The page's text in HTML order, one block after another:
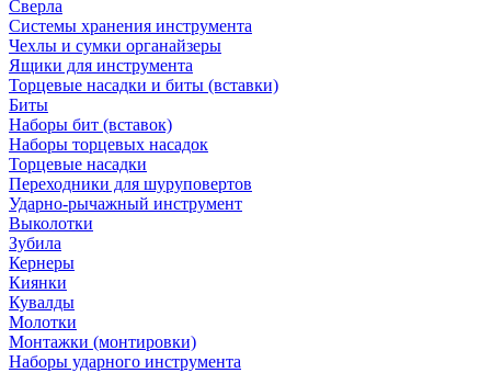
Сверла
Системы хранения инструмента
Чехлы и сумки органайзеры
Ящики для инструмента
Торцевые насадки и биты (вставки)
Биты
Наборы бит (вставок)
Наборы торцевых насадок
Торцевые насадки
Переходники для шуруповертов
Ударно-рычажный инструмент
Выколотки
Зубила
Кернеры
Киянки
Кувалды
Молотки
Монтажки (монтировки)
Наборы ударного инструмента